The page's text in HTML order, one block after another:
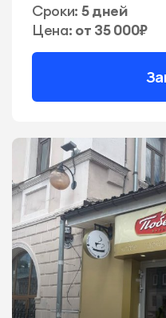
Сроки: 5 дней
Цена: от 35 000₽